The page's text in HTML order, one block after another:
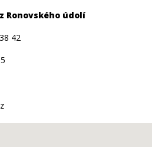
Ronovského údolí
42